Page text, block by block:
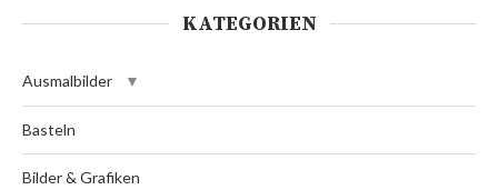
KATEGORIEN
Ausmalbilder
Basteln
Bilder & Grafiken